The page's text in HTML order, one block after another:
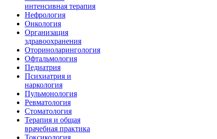
интенсивная терапия
Нефрология
Онкология
Организация
здравоохранения
Оториноларингология
Офтальмология
Педиатрия
Психиатрия и
наркология
Пульмонология
Ревматология
Стоматология
Терапия и общая
врачебная практика
Токсикология